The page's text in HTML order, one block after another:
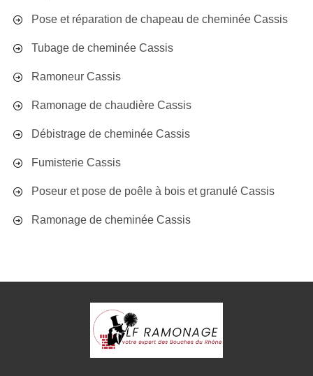
Pose et réparation de chapeau de cheminée Cassis
Tubage de cheminée Cassis
Ramoneur Cassis
Ramonage de chaudière Cassis
Débistrage de cheminée Cassis
Fumisterie Cassis
Poseur et pose de poêle à bois et granulé Cassis
Ramonage de cheminée Cassis